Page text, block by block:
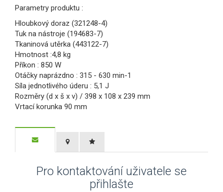
Parametry produktu :
Hloubkový doraz (321248-4)
Tuk na nástroje (194683-7)
Tkaninová utěrka (443122-7)
Hmotnost :4,8 kg
Příkon : 850 W
Otáčky naprázdno : 315 - 630 min-1
Síla jednotlivého úderu : 5,1 J
Rozměry (d x š x v) / 398 x 108 x 239 mm
Vrtací korunka 90 mm
Pro kontaktování uživatele se
přihlašte